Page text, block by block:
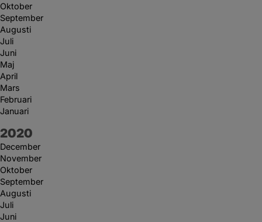
Oktober
September
Augusti
Juli
Juni
Maj
April
Mars
Februari
Januari
År:
2020
December
November
Oktober
September
Augusti
Juli
Juni